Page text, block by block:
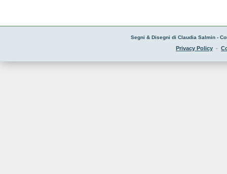
Segni & Disegni di Claudia Salmin -
Privacy Policy -